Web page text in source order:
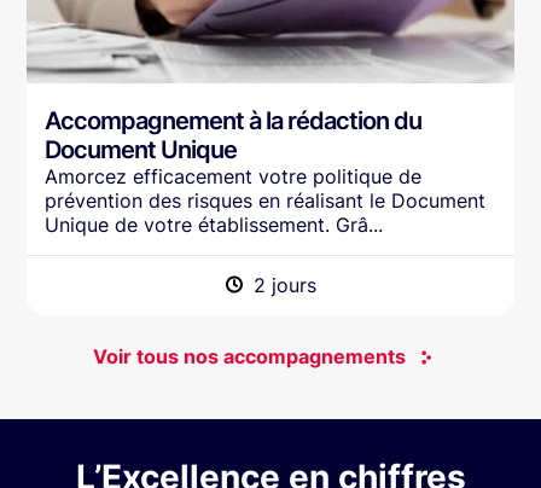
Accompagnement à la rédaction du
Document Unique
Amorcez efficacement votre politique de
prévention des risques en réalisant le Document
Unique de votre établissement. Grâ...
2 jours
Voir tous nos accompagnements
L’Excellence en chiffres